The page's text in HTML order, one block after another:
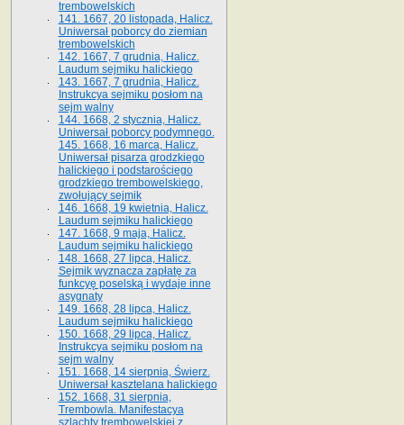
trembowelskich
141. 1667, 20 listopada, Halicz.
Uniwersał poborcy do ziemian
trembowelskich
142. 1667, 7 grudnia, Halicz.
Laudum sejmiku halickiego
143. 1667, 7 grudnia, Halicz.
Instrukcya sejmiku posłom na
sejm walny
144. 1668, 2 stycznia, Halicz.
Uniwersał poborcy podymnego.
145. 1668, 16 marca, Halicz.
Uniwersał pisarza grodzkiego
halickiego i podstarościego
grodzkiego trembowelskiego,
zwołujący sejmik
146. 1668, 19 kwietnia, Halicz.
Laudum sejmiku halickiego
147. 1668, 9 maja, Halicz.
Laudum sejmiku halickiego
148. 1668, 27 lipca, Halicz.
Sejmik wyznacza zapłatę za
funkcyę poselską i wydaje inne
asygnaty
149. 1668, 28 lipca, Halicz.
Laudum sejmiku halickiego
150. 1668, 29 lipca, Halicz.
Instrukcya sejmiku posłom na
sejm walny
151. 1668, 14 sierpnia, Świerz.
Uniwersał kasztelana halickiego
152. 1668, 31 sierpnia,
Trembowla. Manifestacya
szlachty trembowelskiej z